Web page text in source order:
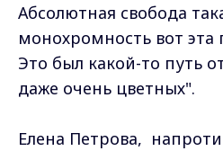
Абсолютная свобода
монохромность вот эта
Это был какой-то путь
даже очень цветных".
Елена Петрова,